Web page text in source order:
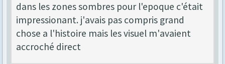
dans les zones sombres pour l'epoque c'était
impressionant. j'avais pas compris grand
chose a l'histoire mais les visuel m'avaient
accroché direct